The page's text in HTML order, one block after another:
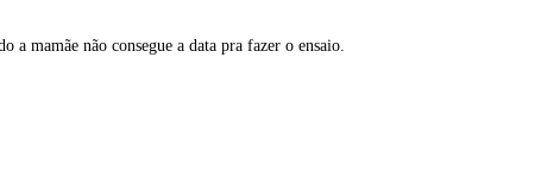
a mamãe não consegue a data pra fazer o ensaio.